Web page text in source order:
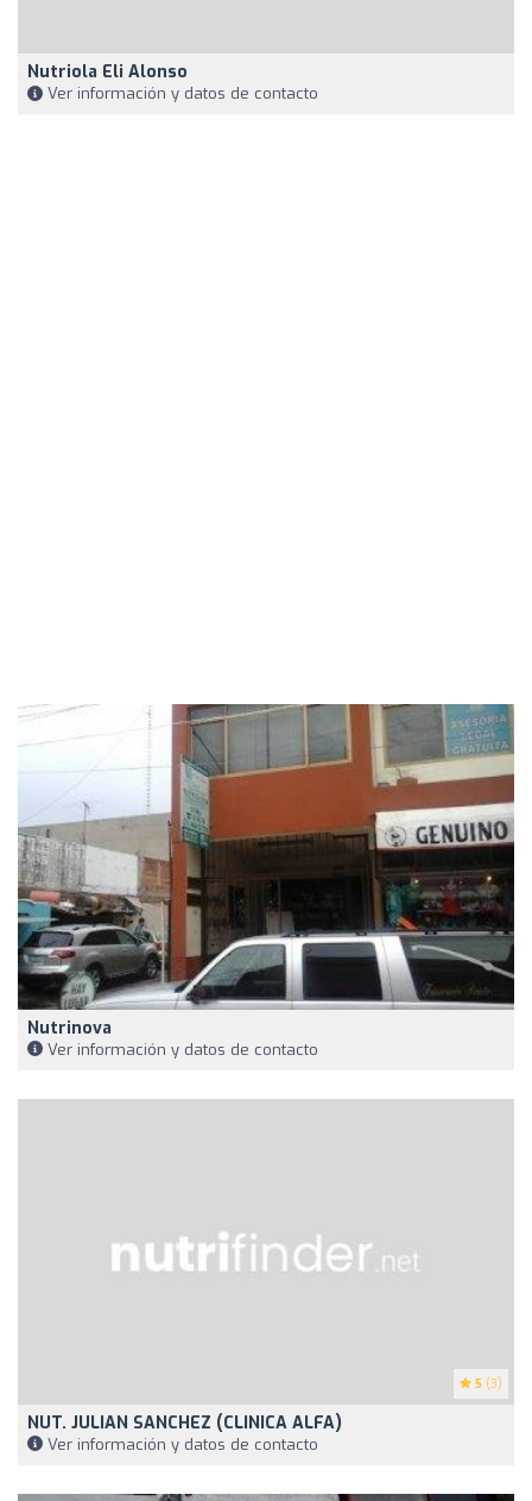
Nutriola Eli Alonso
Ver información y datos de contacto
Nutrinova
Ver información y datos de contacto
5 (3)
NUT. JULIAN SANCHEZ (CLINICA ALFA)
Ver información y datos de contacto